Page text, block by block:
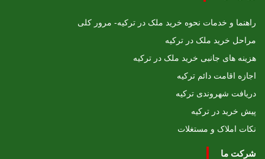
راهنما و خدمات نحوه خرید ملک در ترکیه- مرور کلی
مراحل خرید ملک در ترکیه
هزینه های جانبی خرید ملک در ترکیه
اجازه اقامت دائم ترکیه
دریافت شهروندی ترکیه
پیش خرید در ترکیه
نکات املاک و مستغلات
شرکت ما